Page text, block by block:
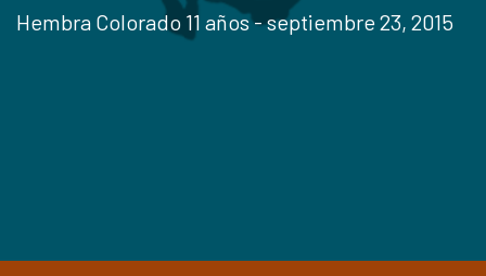
Hembra Colorado 11 años - septiembre 23, 2015